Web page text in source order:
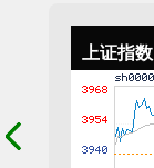
上证指数